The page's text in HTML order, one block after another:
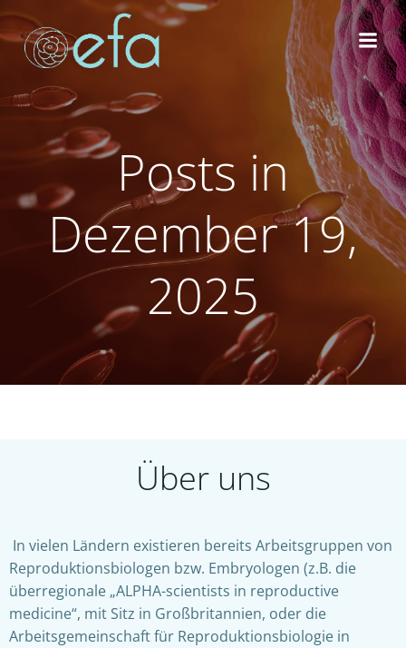
Zum
Posts in
Dezember 19,
2025
Über uns
In vielen Ländern existieren bereits Arbeitsgruppen von
Reproduktionsbiologen bzw. Embryologen (z.B. die
überregionale „ALPHA-scientists in reproductive
medicine“, mit Sitz in Großbritannien, oder die
Arbeitsgemeinschaft für Reproduktionsbiologie in